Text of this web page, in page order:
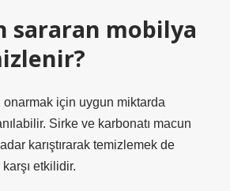
sararan mobilya
onarmak için uygun miktarda
Sirke ve karbonatı macun
karıştırarak temizlemek de
etkilidir.